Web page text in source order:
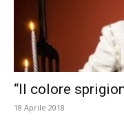
“Il colore
18 Aprile 2018